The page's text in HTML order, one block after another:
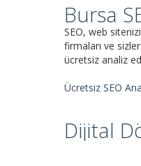
Bursa
SEO, web
firmaları ve
ücretsiz analiz
Ücretsiz SEO
Dijital